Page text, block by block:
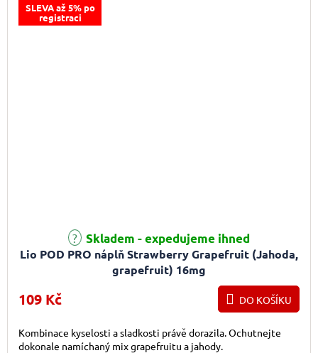
SLEVA až 5% po
registraci
Lio POD PRO náplň Strawberry Grapefruit (Jahoda,
grapefruit) 16mg
Skladem - expedujeme ihned
109 Kč DO KOŠÍKU
Kombinace kyselosti a sladkosti právě dorazila. Ochutnejte
dokonale namíchaný mix grapefruitu a jahody.